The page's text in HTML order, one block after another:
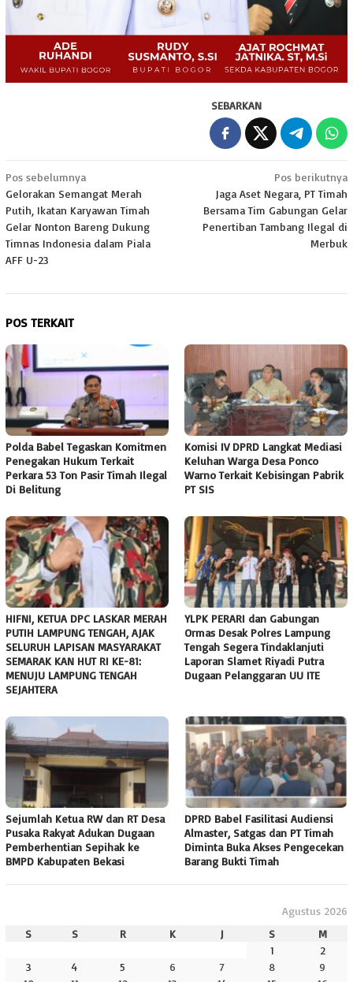
SEBARKAN
Navigasi
pos
Pos sebelumnya
Gelorakan Semangat Merah
Putih, Ikatan Karyawan Timah
Gelar Nonton Bareng Dukung
Timnas Indonesia dalam Piala
AFF U-23
Pos berikutnya
Jaga Aset Negara, PT Timah
Bersama Tim Gabungan Gelar
Penertiban Tambang Ilegal di
Merbuk
POS TERKAIT
Polda Babel Tegaskan Komitmen
Penegakan Hukum Terkait
Perkara 53 Ton Pasir Timah Ilegal
Di Belitung
Komisi IV DPRD Langkat Mediasi
Keluhan Warga Desa Ponco
Warno Terkait Kebisingan Pabrik
PT SIS
HIFNI, KETUA DPC LASKAR MERAH
PUTIH LAMPUNG TENGAH, AJAK
SELURUH LAPISAN MASYARAKAT
SEMARAK KAN HUT RI KE-81:
MENUJU LAMPUNG TENGAH
SEJAHTERA
YLPK PERARI dan Gabungan
Ormas Desak Polres Lampung
Tengah Segera Tindaklanjuti
Laporan Slamet Riyadi Putra
Dugaan Pelanggaran UU ITE
Sejumlah Ketua RW dan RT Desa
Pusaka Rakyat Adukan Dugaan
Pemberhentian Sepihak ke
BMPD Kabupaten Bekasi
DPRD Babel Fasilitasi Audiensi
Almaster, Satgas dan PT Timah
Diminta Buka Akses Pengecekan
Barang Bukti Timah
Agustus 2026
S
S R K J S
M
1
2
3
4 5 6 7 8
9